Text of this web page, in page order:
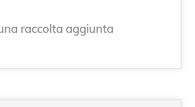
raccolta aggiunta